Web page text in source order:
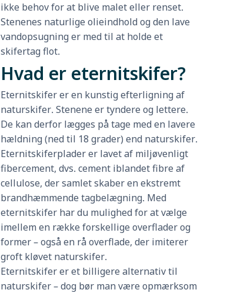
ikke behov for at blive malet eller renset.
Stenenes naturlige olieindhold og den lave
vandopsugning er med til at holde et
skifertag flot.
Hvad er eternitskifer?
Eternitskifer er en kunstig efterligning af
naturskifer. Stenene er tyndere og lettere.
De kan derfor lægges på tage med en lavere
hældning (ned til 18 grader) end naturskifer.
Eternitskiferplader er lavet af miljøvenligt
fibercement, dvs. cement iblandet fibre af
cellulose, der samlet skaber en ekstremt
brandhæmmende tagbelægning. Med
eternitskifer har du mulighed for at vælge
imellem en række forskellige overflader og
former – også en rå overflade, der imiterer
groft kløvet naturskifer.
Eternitskifer er et billigere alternativ til
naturskifer – dog bør man være opmærksom